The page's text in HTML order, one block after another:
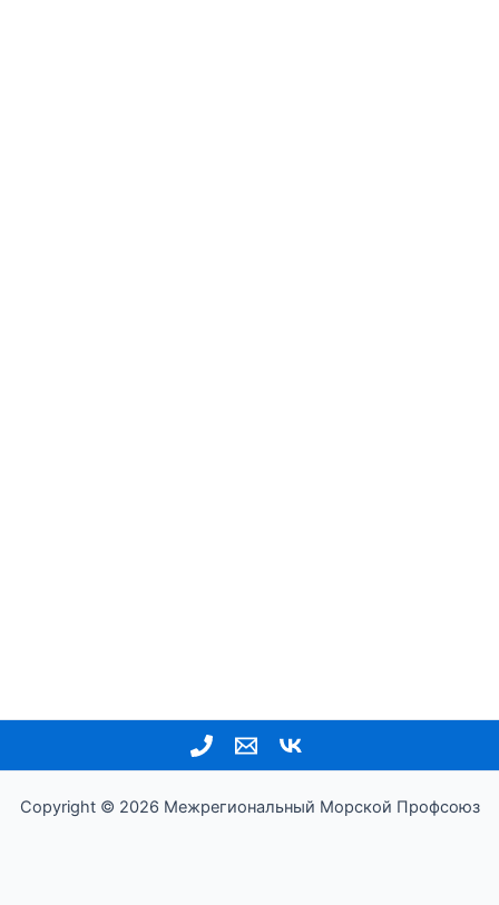
Copyright © 2026 Межрегиональный Морской Профсоюз